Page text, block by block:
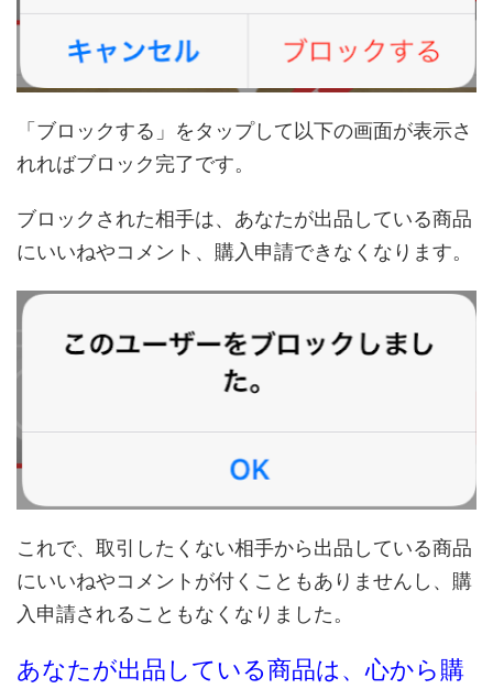
「ブロックする」をタップして以下の画面が表示さ
れればブロック完了です。
ブロックされた相手は、あなたが出品している商品
にいいねやコメント、購入申請できなくなります。
これで、取引したくない相手から出品している商品
にいいねやコメントが付くこともありませんし、購
入申請されることもなくなりました。
あなたが出品している商品は、心から購